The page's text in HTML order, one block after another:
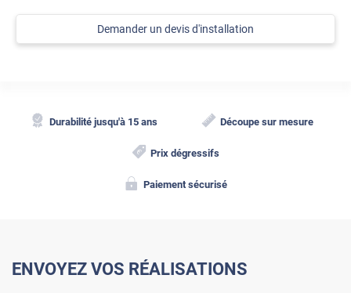
Demander un devis d'installation
Durabilité jusqu'à 15 ans Découpe sur mesure
Prix dégressifs
Paiement sécurisé
ENVOYEZ VOS RÉALISATIONS